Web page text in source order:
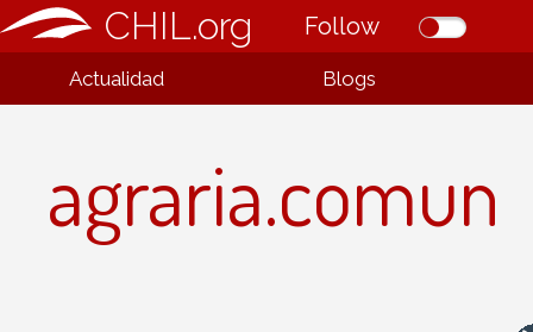
CHIL.org Follow
Actualidad Blogs
agraria.comun